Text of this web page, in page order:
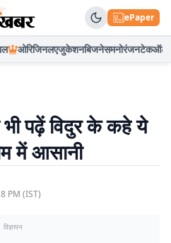
ePaper
ओरिजिनलएजुकेशनबिजनेसमनोरंजनटेकऑटो
पढ़ें विदुर के कहे ये
में आसानी
PM (IST)
विज्ञापन